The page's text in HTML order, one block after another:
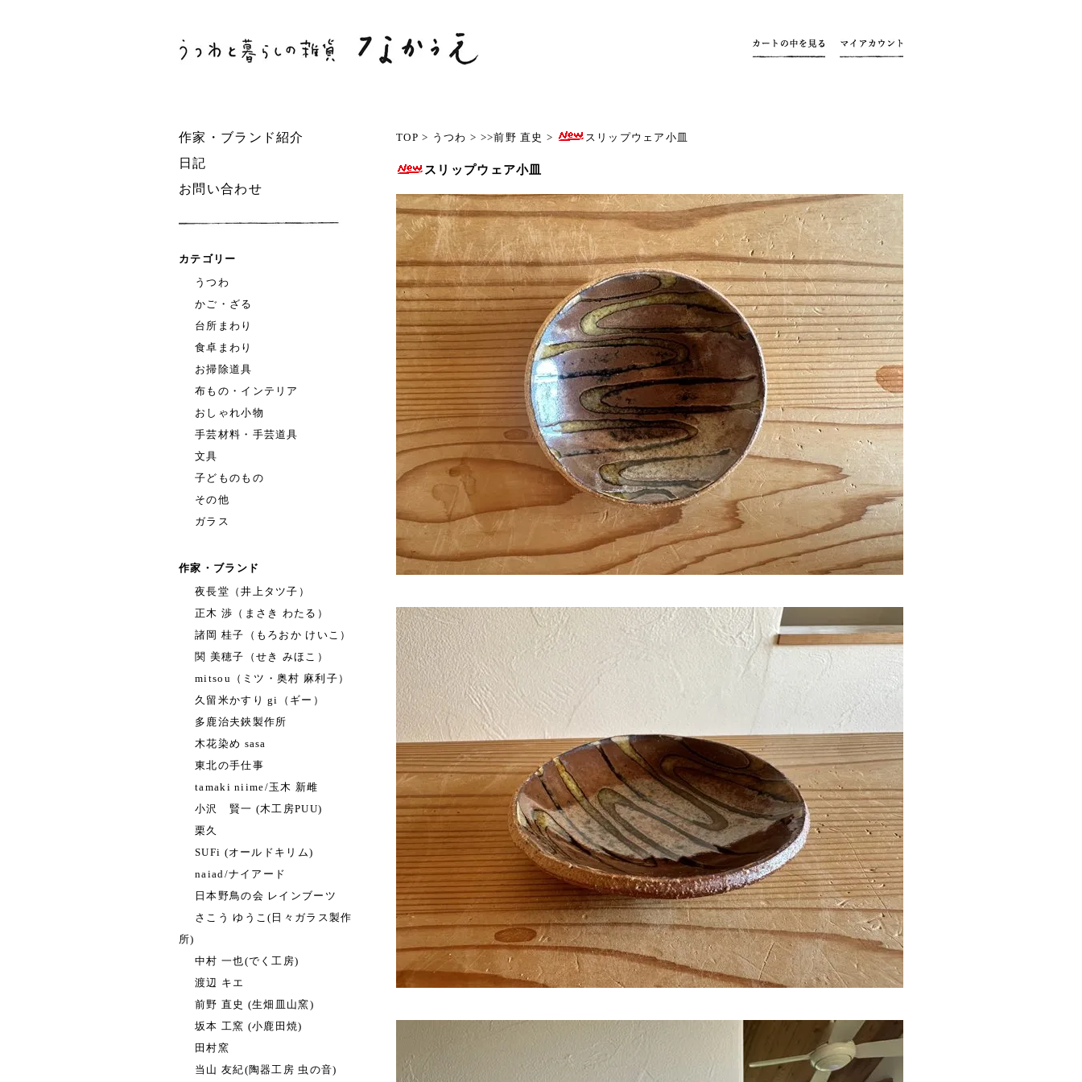
作家・ブランド紹介
日記
お問い合わせ
カテゴリー
うつわ
かご・ざる
台所まわり
食卓まわり
お掃除道具
布もの・インテリア
おしゃれ小物
手芸材料・手芸道具
文具
子どものもの
その他
ガラス
作家・ブランド
夜長堂（井上タツ子）
正木 渉（まさき わたる）
諸岡 桂子（もろおか けいこ）
関 美穂子（せき みほこ）
mitsou（ミツ・奥村 麻利子）
久留米かすり gi（ギー）
多鹿治夫鋏製作所
木花染め sasa
東北の手仕事
tamaki niime/玉木 新雌
小沢 賢一 (木工房PUU)
栗久
SUFi (オールドキリム)
naiad/ナイアード
日本野鳥の会 レインブーツ
さこう ゆうこ(日々ガラス製作
所)
中村 一也(でく工房)
渡辺 キエ
前野 直史 (生畑皿山窯)
坂本 工窯 (小鹿田焼)
田村窯
当山 友紀(陶器工房 虫の音)
TOP > うつわ > >>前野 直史 > スリップウェア小皿
スリップウェア小皿